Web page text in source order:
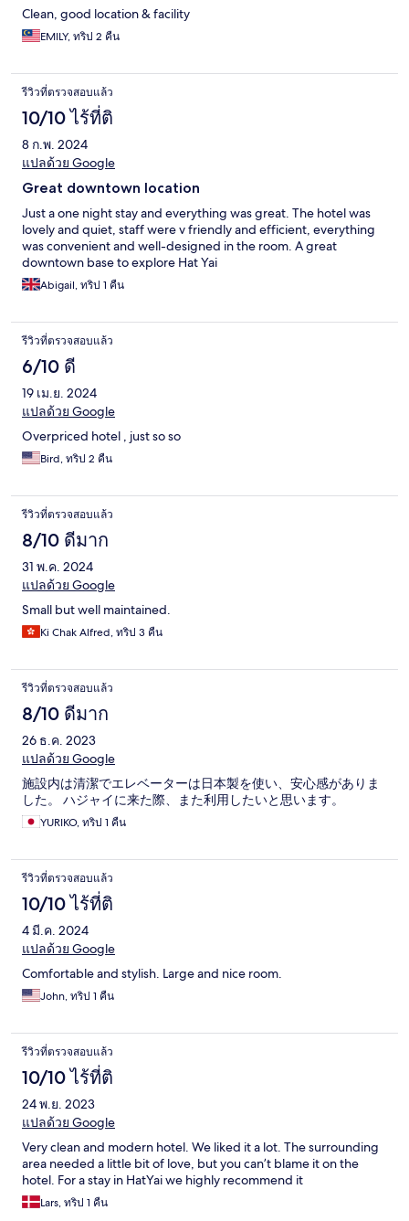
Clean, good location & facility
EMILY, ทริป 2 คืน
รีวิวที่ตรวจสอบแล้ว
10/10 ไร้ที่ติ
8 ก.พ. 2024
แปลด้วย Google
Great downtown location
Just a one night stay and everything was great. The hotel was
lovely and quiet, staff were v friendly and efficient, everything
was convenient and well-designed in the room. A great
downtown base to explore Hat Yai
Abigail, ทริป 1 คืน
รีวิวที่ตรวจสอบแล้ว
6/10 ดี
19 เม.ย. 2024
แปลด้วย Google
Overpriced hotel , just so so
Bird, ทริป 2 คืน
รีวิวที่ตรวจสอบแล้ว
8/10 ดีมาก
31 พ.ค. 2024
แปลด้วย Google
Small but well maintained.
Ki Chak Alfred, ทริป 3 คืน
รีวิวที่ตรวจสอบแล้ว
8/10 ดีมาก
26 ธ.ค. 2023
แปลด้วย Google
施設内は清潔でエレベーターは日本製を使い、安心感がありま
した。 ハジャイに来た際、また利用したいと思います。
YURIKO, ทริป 1 คืน
รีวิวที่ตรวจสอบแล้ว
10/10 ไร้ที่ติ
4 มี.ค. 2024
แปลด้วย Google
Comfortable and stylish. Large and nice room.
John, ทริป 1 คืน
รีวิวที่ตรวจสอบแล้ว
10/10 ไร้ที่ติ
24 พ.ย. 2023
แปลด้วย Google
Very clean and modern hotel. We liked it a lot. The surrounding
area needed a little bit of love, but you can’t blame it on the
hotel. For a stay in HatYai we highly recommend it
Lars, ทริป 1 คืน